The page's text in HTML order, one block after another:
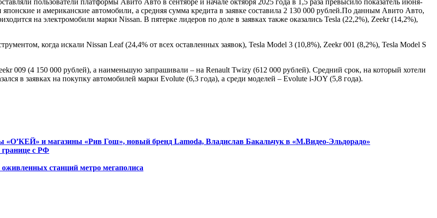
и американские автомобили, а средняя сумма кредита в заявке составила 2 130 000 рублей.По данным Авито Авто,
на электромобили марки Nissan. В пятерке лидеров по доле в заявках также оказались Tesla (22,2%), Zeekr (14,2%),
когда искали Nissan Leaf (24,4% от всех оставленных заявок), Tesla Model 3 (10,8%), Zeekr 001 (8,2%), Tesla Model S
009 (4 150 000 рублей), а наименьшую запрашивали – на Renault Twizy (612 000 рублей). Средний срок, на который хотели
в заявках на покупку автомобилей марки Evolute (6,3 года), а среди моделей – Evolute i-JOY (5,8 года).
«О’КЕЙ» и магазины «Рив Гош», новый бренд Lamoda, Владислав Бакальчук в «М.Видео-Эльдорадо»
границе с РФ
станций метро мегаполиса